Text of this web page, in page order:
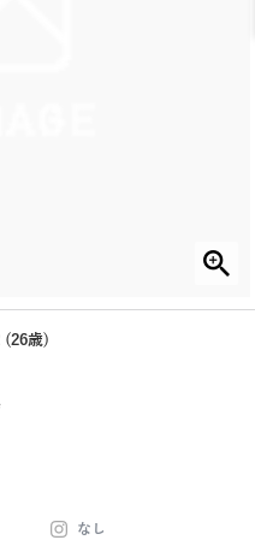
(26歳)
なし